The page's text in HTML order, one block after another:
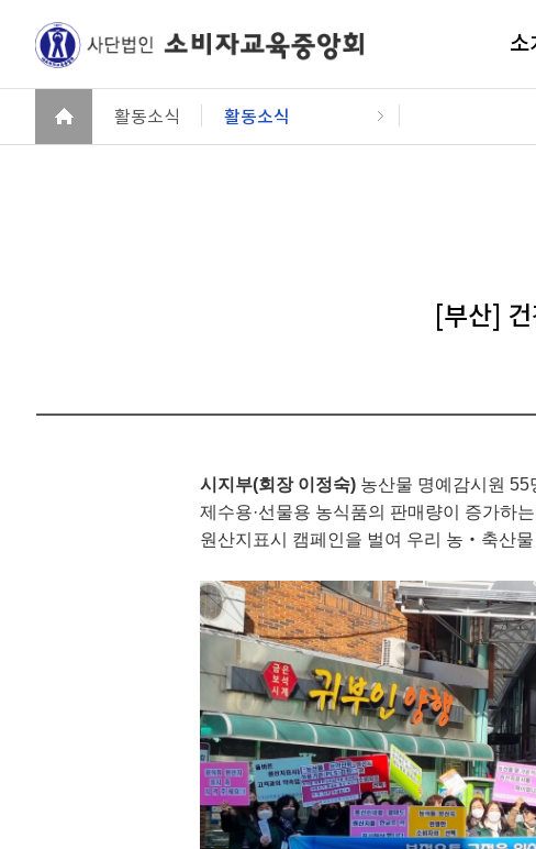
소
활동소식 활동소식
[부산]
시지부(회장 이정숙) 농산물 명예감시원 55
제수용·선물용 농식품의 판매량이 증가하
원산지표시 캠페인을 벌여 우리 농 ‧ 축산